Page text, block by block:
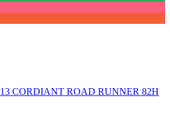
CORDIANT ROAD RUNNER 82H